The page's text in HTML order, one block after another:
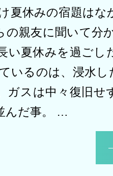
夏休みの宿題は
の親友に聞いて分
い夏休みを過ごし
いるのは、浸水
ガスは中々復旧せ
んだ事。 …